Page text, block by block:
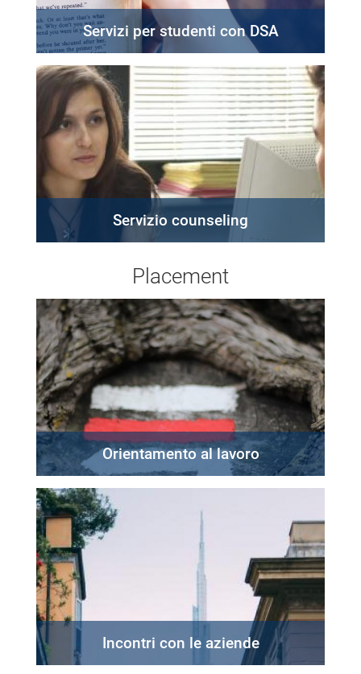
Servizi per studenti con DSA
Servizio counseling
Placement
Orientamento al lavoro
Incontri con le aziende